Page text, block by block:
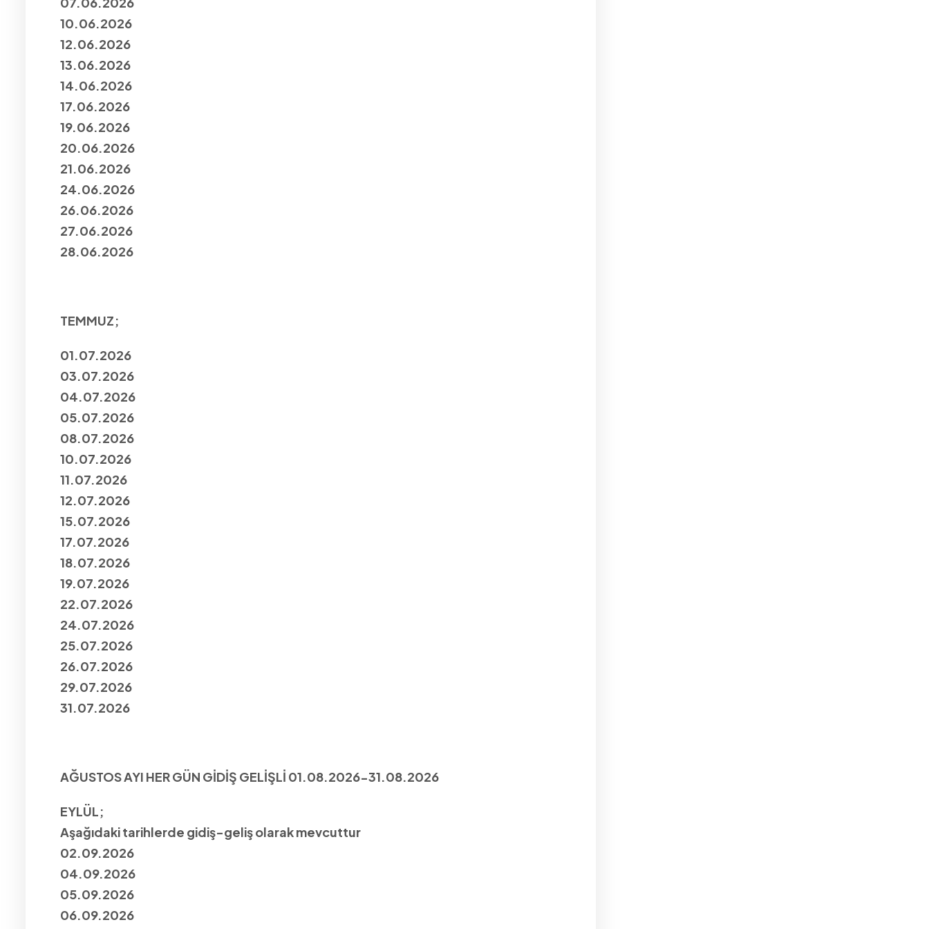
10.06.2026
12.06.2026
13.06.2026
14.06.2026
17.06.2026
19.06.2026
20.06.2026
21.06.2026
24.06.2026
26.06.2026
27.06.2026
28.06.2026
TEMMUZ;
01.07.2026
03.07.2026
04.07.2026
05.07.2026
08.07.2026
10.07.2026
11.07.2026
12.07.2026
15.07.2026
17.07.2026
18.07.2026
19.07.2026
22.07.2026
24.07.2026
25.07.2026
26.07.2026
29.07.2026
31.07.2026
AĞUSTOS AYI HER GÜN GİDİŞ GELİŞLİ 01.08.2026-31.08.2026
EYLÜL;
Aşağıdaki tarihlerde gidiş-geliş olarak mevcuttur
02.09.2026
04.09.2026
05.09.2026
06.09.2026